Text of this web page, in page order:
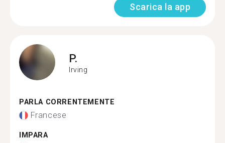
Scarica la app
P.
Irving
PARLA CORRENTEMENTE
Francese
IMPARA